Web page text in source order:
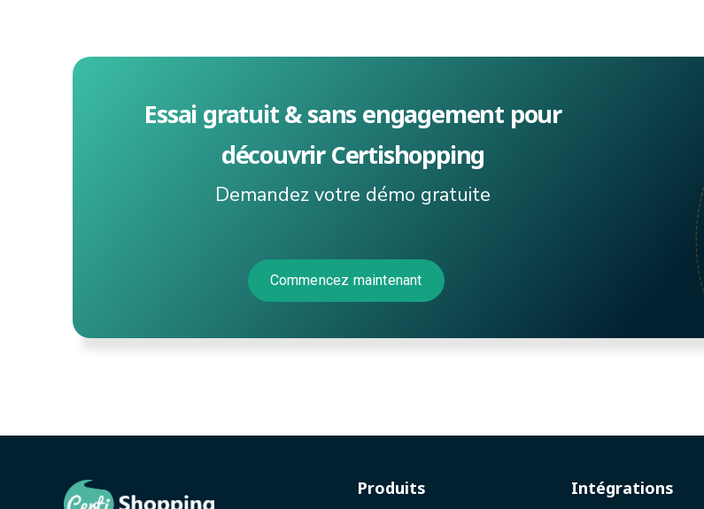
Essai gratuit & sans engagement pour
découvrir Certishopping
Demandez votre démo gratuite
Commencez maintenant
Produits Intégrations